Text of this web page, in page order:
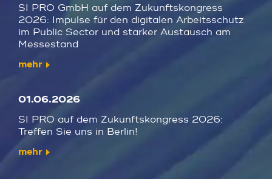
SI PRO GmbH auf dem Zukunftskongress
2026: Impulse für den digitalen Arbeitsschutz
im Public Sector und starker Austausch am
Messestand
mehr
01.06.2026
SI PRO auf dem Zukunftskongress 2026:
Treffen Sie uns in Berlin!
mehr